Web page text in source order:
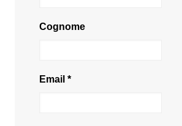
Cognome
Email *